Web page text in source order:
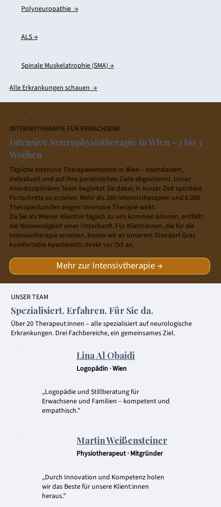
Polyneuropathie →
ALS →
Spinale Muskelatrophie (SMA) →
Alle Erkrankungen schauen →
INTENSIVTHERAPIE FÜR ERWACHSENE
Intensive Neurophysiotherapie in Wien – 1 bis 3
Wochen
Tägliche intensive Therapieeinheiten in Wien – hochdosiert,
individuell und auf Ihre persönlichen Ziele abgestimmt. Unser
interdisziplinäres Team begleitet Sie dabei, in kurzer Zeit spürbare
Fortschritte zu erzielen. Mehr als 280 Intensivtherapien und 6.000
Therapiestunden zeigen: Intensive Therapie wirkt.
Da Sie als Wiener Klient:in täglich zu uns kommen können, entfällt
die Notwendigkeit einer Unterkunft. Für Klient:innen, die für die
Intensivtherapie anreisen, bieten wir an unserem Standort Graz
komfortable Apartments direkt vor Ort an.
Mehr zur Intensivtherapie →
UNSER TEAM
Spezialisiert. Erfahren. Für Sie da.
Über 20 Therapeut:innen – alle spezialisiert auf neurologische
Erkrankungen. Drei Fachbereiche, ein gemeinsames Ziel.
Lina Al Obaidi
Logopädin · Wien
„Logopädie und Stillberatung für
Erwachsene und Familien – kompetent und
empathisch."
Martin Weißensteiner
Physiotherapeut · Mitgründer
„Durch Innovation und Kompetenz holen
wir das Beste für unsere Klient:innen
heraus."